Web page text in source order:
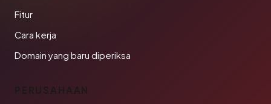
Fitur
Cara kerja
Domain yang baru diperiksa
PERUSAHAAN